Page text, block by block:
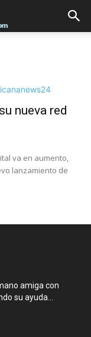
nueva red
va en aumento,
lanzamiento de
amiga con
su ayuda...